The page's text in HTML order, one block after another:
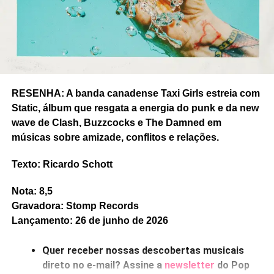
RELATED TOPICS: ELASTICA FEATURED
HUSKER DU
MINNEAPOLIS
PRINCE
REPLACEMENTS
ROLLING STONES
SLOWLY BUT SHIRLEY
SOUL ASYLUM
Ouvimos: Sweet, “Full circle”
Ouvimos: Terrorvision, “We are not robots”
RESENHA: A banda canadense Taxi Girls estreia com
Static, álbum que resgata a energia do punk e da new
wave de Clash, Buzzcocks e The Damned em
músicas sobre amizade, conflitos e relações.
Texto: Ricardo Schott
Nota: 8,5
Gravadora: Stomp Records
Lançamento: 26 de junho de 2026
Quer receber nossas descobertas musicais
direto no e-mail? Assine a newsletter do Pop